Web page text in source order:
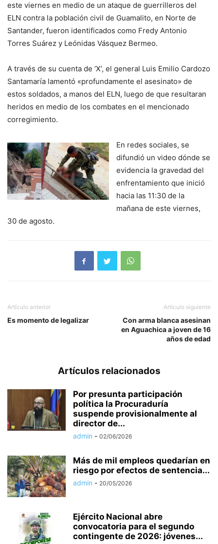
este viernes en medio de un ataque de guerrilleros del
ELN contra la población civil de Guamalito, en Norte de
Santander, fueron identificados como Fredy Antonio
Torres Suárez y Leónidas Vásquez Bermeo.
A través de su cuenta de ‘X’, el general Luis Emilio Cardozo
Santamaría lamentó «profundamente el asesinato» de
estos soldados, a manos del ELN, luego de que resultaran
heridos en medio de los combates en el mencionado
corregimiento.
En redes sociales, se
difundió un video dónde se
evidencia la gravedad del
enfrentamiento que inició
hacia las 11:30 de la
mañana de este viernes,
30 de agosto.
Artículo anterior
Es momento de legalizar
Artículo siguiente
Con arma blanca asesinan
en Aguachica a joven de 16
años de edad
Artículos relacionados
Por presunta participación
política la Procuraduría
suspende provisionalmente al
director de...
admin - 02/06/2026
Más de mil empleos quedarían en
riesgo por efectos de sentencia...
admin - 20/05/2026
Ejército Nacional abre
convocatoria para el segundo
contingente de 2026: jóvenes...